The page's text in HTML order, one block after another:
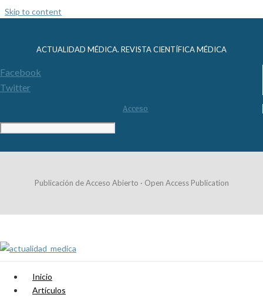
Skip to content
ACTUALIDAD MÉDICA. REVISTA CIENTÍFICA MÉDICA
Facebook
Twitter
Acceso
Publicación de Acceso Abierto · Open Access Publication
Inicio
Artículos